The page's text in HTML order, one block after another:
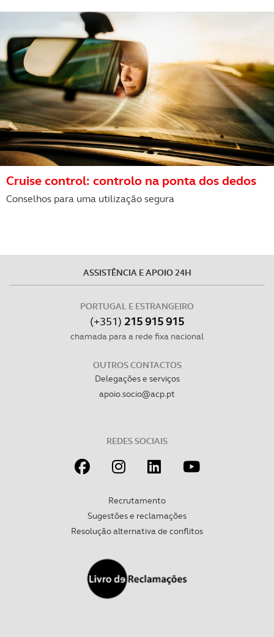
Cruise control: controlo na ponta dos dedos
Conselhos para uma utilização segura
ASSISTÊNCIA E APOIO 24H
PORTUGAL E ESTRANGEIRO
(+351) 215 915 915
chamada para a rede fixa nacional
OUTROS CONTACTOS
Delegações e serviços
apoio.socio@acp.pt
REDES SOCIAIS
Recrutamento
Sugestões e reclamações
Resolução alternativa de conflitos